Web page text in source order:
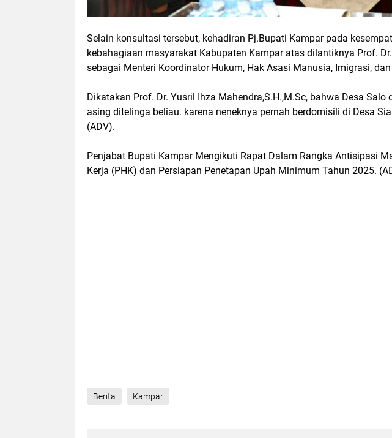
Selain konsultasi tersebut, kehadiran Pj.Bupati Kampar pada
kebahagiaan masyarakat Kabupaten Kampar atas dilantiknya Prof.
sebagai Menteri Koordinator Hukum, Hak Asasi Manusia, Imigrasi,
Dikatakan Prof. Dr. Yusril Ihza Mahendra,S.H.,M.Sc, bahwa Desa
asing ditelinga beliau. karena neneknya pernah berdomisili di Desa
(ADV).
Penjabat Bupati Kampar Mengikuti Rapat Dalam Rangka Antisipasi
Kerja (PHK) dan Persiapan Penetapan Upah Minimum Tahun 2025.
Berita Kampar